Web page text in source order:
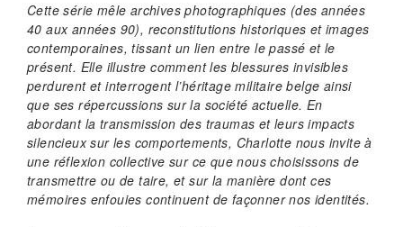
Cette série mêle archives photographiques (des années
40 aux années 90), reconstitutions historiques et images
contemporaines, tissant un lien entre le passé et le
présent. Elle illustre comment les blessures invisibles
perdurent et interrogent l’héritage militaire belge ainsi
que ses répercussions sur la société actuelle. En
abordant la transmission des traumas et leurs impacts
silencieux sur les comportements, Charlotte nous invite à
une réflexion collective sur ce que nous choisissons de
transmettre ou de taire, et sur la manière dont ces
mémoires enfouies continuent de façonner nos identités.